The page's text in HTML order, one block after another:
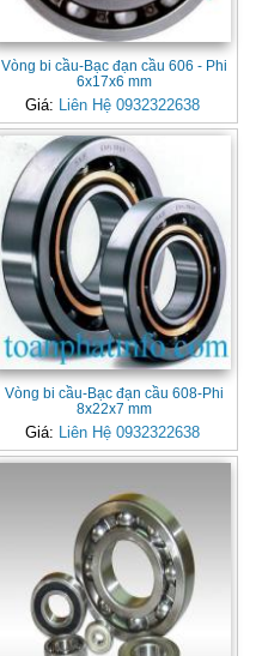
Vòng bi cầu-Bạc đạn cầu 606 - Phi
6x17x6 mm
Giá: Liên Hệ 0932322638
Vòng bi cầu-Bạc đạn cầu 608-Phi
8x22x7 mm
Giá: Liên Hệ 0932322638